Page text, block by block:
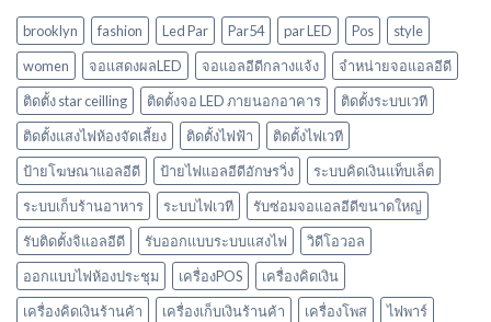
brooklyn fashion Led Par Par54 par LED Pos
style
women
จอแสดงผลLED จอแอลอีดีกลางแจ้ง
จำหน่ายจอแอลอีดี
ติดตั้ง star ceilling
ติดตั้งจอ LED ภายนอกอาคาร
ติดตั้งระบบเวที
ติดตั้งแสงไฟห้องจัดเลี้ยง
ติดตั้งไฟฟ้า
ติดตั้งไฟเวที
ป้ายโฆษณาแอลอีดี
ป้ายไฟแอลอีดีอักษรวิ่ง
ระบบคิดเงินแท็บเล็ต
ระบบเก็บร้านอาหาร
ระบบไฟเวที
รับซ่อมจอแอลอีดีขนาดใหญ่
รับติดตั้งจิแอลอีดี
รับออกแบบระบบแสงไฟ
วิดีโอวอล
ออกแบบไฟห้องประชุม
เครื่องPOS
เครื่องคิดเงิน
เครื่องคิดเงินร้านค้า
เครื่องเก็บเงินร้านค้า เครื่องโพส
ไฟพาร์